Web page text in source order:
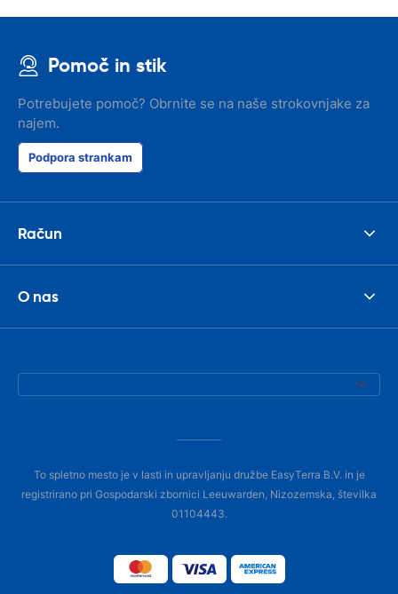
Pomoč in stik
Potrebujete pomoč? Obrnite se na naše strokovnjake za
najem.
Podpora strankam
Račun
O nas
To spletno mesto je v lasti in upravljanju družbe EasyTerra B.V. in je
registrirano pri Gospodarski zbornici Leeuwarden, Nizozemska, številka
01104443.